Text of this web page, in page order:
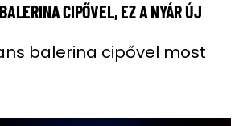
CIPŐVEL, EZ A NYÁR ÚJ
balerina cipővel most